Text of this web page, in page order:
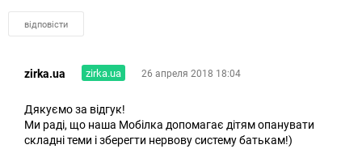
відповісти
zirka.ua zirka.ua 26 апреля 2018 18:04
Дякуємо за відгук!
Ми раді, що наша Мобілка допомагає дітям опанувати
складні теми і зберегти нервову систему батькам!)